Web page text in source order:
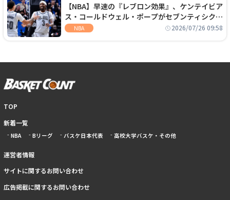
【NBA】早速の『レブロン効果』、ケンテイビア
ス・コールドウェル・ポープがセブンティシクサ
ーズに1年契約で加入
NBA 2026/07/26 09:58
TOP
新着一覧
NBA Bリーグ バスケ日本代表 高校大学バスケ・その他
運営者情報
サイトに関するお問い合わせ
広告掲載に関するお問い合わせ